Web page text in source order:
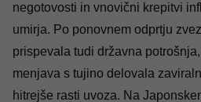
negotovosti in vnovični krepitvi
umirja. Po ponovnem odprtju
prispevala tudi državna
menjava s tujino delovala
hitrejše rasti uvoza. Na